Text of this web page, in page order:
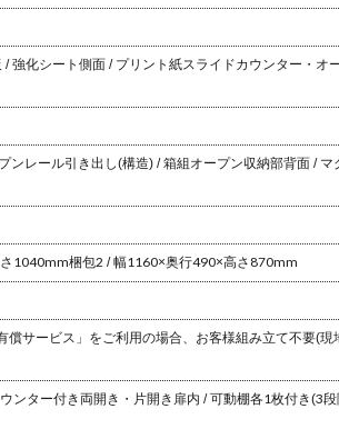
/ 強化シート 側面 / プリント紙スライドカウンター・オ
ンレール引き出し(構造) / 箱組 オープン収納部背面 / マ
1040mm梱包2 / 幅1160×奥行490×高さ870mm
償サービス」をご利用の場合、お客様組み立て不要(現
ンター付き両開き・片開き扉内 / 可動棚各1枚付き(3